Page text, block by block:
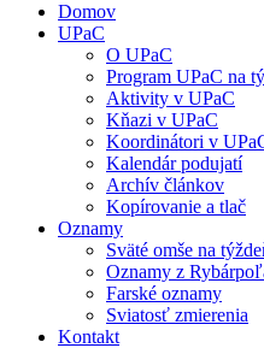
Domov
UPaC
O UPaC
Program UPaC na
Aktivity v UPaC
Kňazi v UPaC
Koordinátori v
Kalendár podujatí
Archív článkov
Kopírovanie a tlač
Oznamy
Sväté omše na
Oznamy z
Farské oznamy
Sviatosť zmierenia
Kontakt